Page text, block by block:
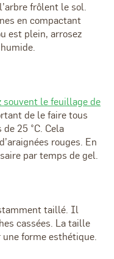
frôlent le sol.
en compactant
est plein, arrosez
souvent le feuillage de
de le faire tous
25 °C. Cela
rouges. En
par temps de gel.
taillé. Il
cassées. La taille
forme esthétique.